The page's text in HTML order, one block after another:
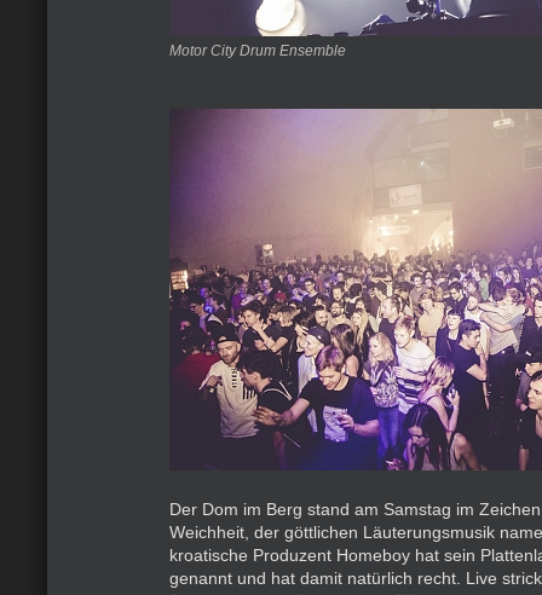
Motor City Drum Ensemble
Der Dom im Berg stand am Samstag im
Weichheit, der göttlichen Läuterungsmusik
kroatische Produzent Homeboy hat sein
genannt und hat damit natürlich recht. Live